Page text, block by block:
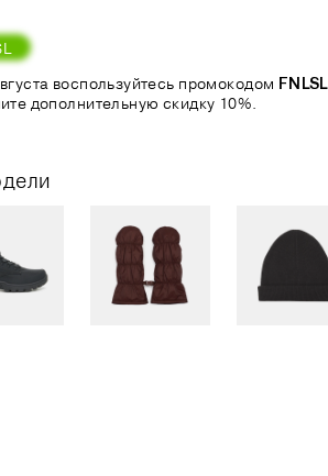
воспользуйтесь промокодом FNLSL
дополнительную скидку 10%.